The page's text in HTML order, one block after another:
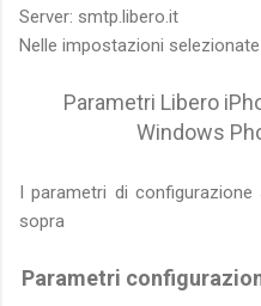
Server: smtp.libero.it
Nelle impostazioni
Parametri Libero
Windows
I parametri di
sopra
Parametri